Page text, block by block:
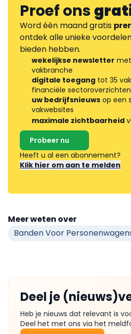
Proef ons
Word één maand gratis
ontdek alle unieke
bieden hebben.
wekelijkse newsletter
vakbranche
digitale toegang tot 35
financiële sectoroverzichten
uw bedrijfsnieuws op een
vakwebsites
maximale zichtbaarheid
Probeer nu
Heeft u al een abonnement?
Klik hier om aan te melden
Meer weten over
Banden Voor
Deel je
Heb je nieuws dat relevant is
Deel het met ons via het